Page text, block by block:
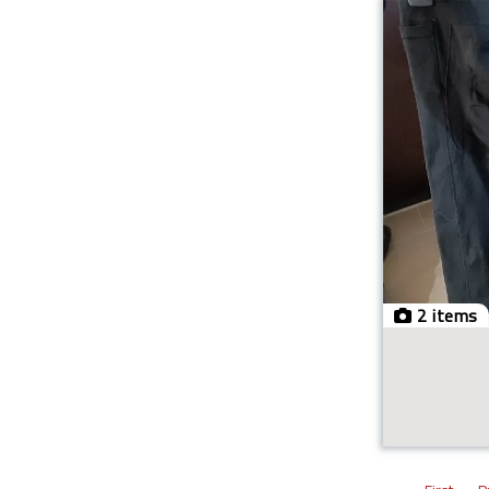
2 items